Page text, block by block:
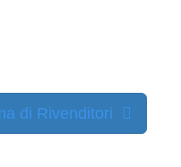
di Rivenditori